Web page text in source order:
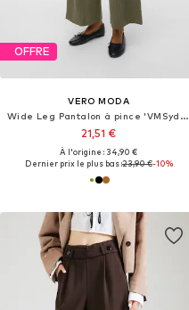
OFFRE
VERO MODA
Wide Leg Pantalon à pince 'VMSydney'
21,51 €
À l'origine : 34,90 €
Dernier prix le plus bas :23,90 €-10%